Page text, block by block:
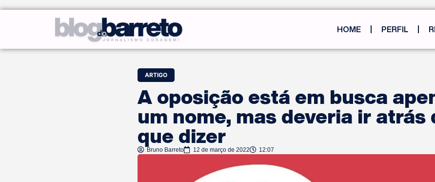
HOME PERFIL
ARTIGO
A oposição está em busca
um nome, mas deveria ir atrás
que dizer
Bruno Barreto 12 de março de 2022 12:07